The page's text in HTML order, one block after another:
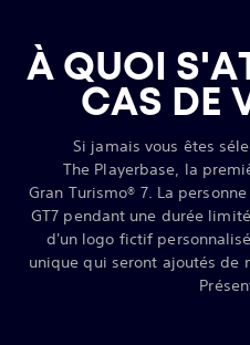
À QUOI
CAS DE
Si jamais vous êtes
The Playerbase, la
Gran Turismo® 7. La
GT7 pendant une durée
d'un logo fictif
unique qui seront ajoutés de